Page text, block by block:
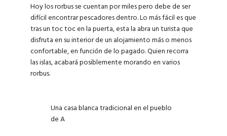
Hoy los rorbus se cuentan por miles pero debe de ser
difícil encontrar pescadores dentro. Lo más fácil es que
tras un toc toc en la puerta, esta la abra un turista que
disfruta en su interior de un alojamiento más o menos
confortable, en función de lo pagado. Quien recorra
las islas, acabará posiblemente morando en varios
rorbus.
Una casa blanca tradicional en el pueblo
de A